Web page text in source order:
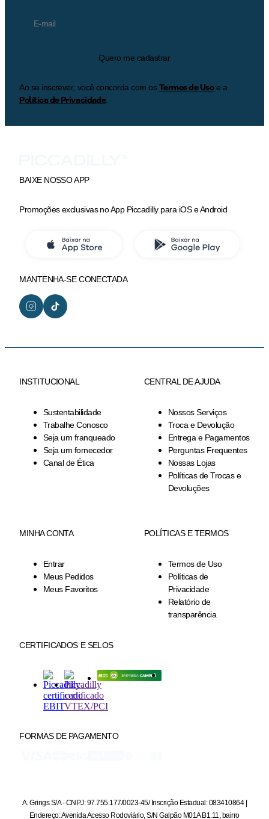
Quero me cadastrar
Ao se inscrever, você concorda com osTermos de Usoe a
Política de Privacidade.
BAIXE NOSSO APP
Promoções exclusivas no App Piccadilly para iOS e Android
MANTENHA-SE CONECTADA
INSTITUCIONAL
Sustentabilidade
Trabalhe Conosco
Seja um franqueado
Seja um fornecedor
Canal de Ética
CENTRAL DE AJUDA
Nossos Serviços
Troca e Devolução
Entrega e Pagamentos
Perguntas Frequentes
Nossas Lojas
Políticas de Trocas e
Devoluções
MINHA CONTA
Entrar
Meus Pedidos
Meus Favoritos
POLÍTICAS E TERMOS
Termos de Uso
Políticas de
Privacidade
Relatório de
transparência
CERTIFICADOS E SELOS
FORMAS DE PAGAMENTO
A. Grings S/A - CNPJ: 97.755.177/0023-45/ Inscrição Estadual: 083410864 |
Endereço: Avenida Acesso Rodoviário, S/N Galpão M01A B1.11, bairro